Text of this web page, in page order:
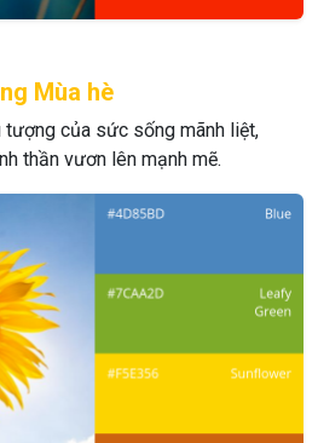
Mùa hè
của sức sống mãnh liệt,
thần vươn lên mạnh mẽ.